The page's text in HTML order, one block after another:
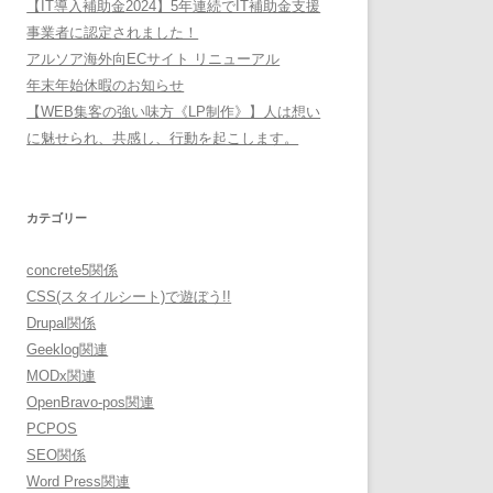
【IT導入補助金2024】5年連続でIT補助金支援
事業者に認定されました！
アルソア海外向ECサイト リニューアル
年末年始休暇のお知らせ
【WEB集客の強い味方《LP制作》】人は想い
に魅せられ、共感し、行動を起こします。
カテゴリー
concrete5関係
CSS(スタイルシート)で遊ぼう!!
Drupal関係
Geeklog関連
MODx関連
OpenBravo-pos関連
PCPOS
SEO関係
Word Press関連